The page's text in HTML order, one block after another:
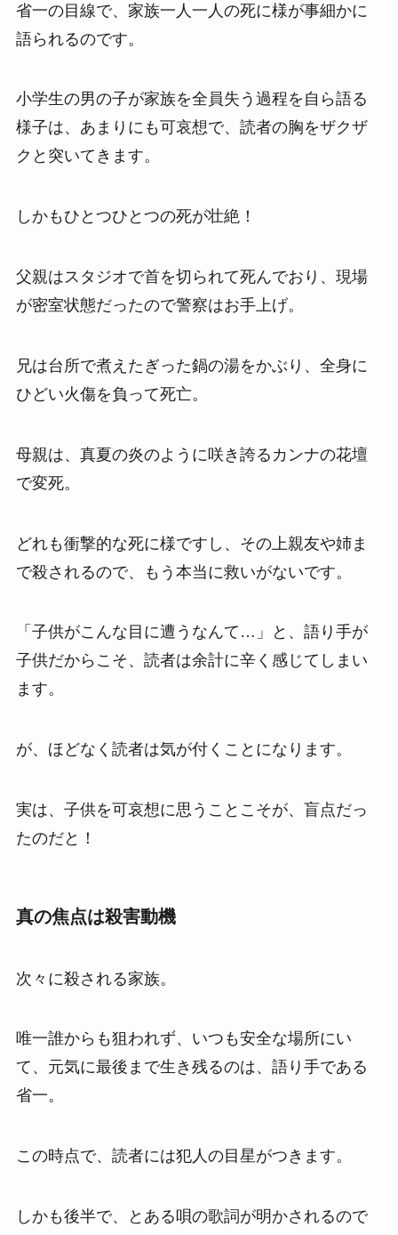
省一の目線で、家族一人一人の死に様が事細かに
語られるのです。
小学生の男の子が家族を全員失う過程を自ら語る
様子は、あまりにも可哀想で、読者の胸をザクザ
クと突いてきます。
しかもひとつひとつの死が壮絶！
父親はスタジオで首を切られて死んでおり、現場
が密室状態だったので警察はお手上げ。
兄は台所で煮えたぎった鍋の湯をかぶり、全身に
ひどい火傷を負って死亡。
母親は、真夏の炎のように咲き誇るカンナの花壇
で変死。
どれも衝撃的な死に様ですし、その上親友や姉ま
で殺されるので、もう本当に救いがないです。
「子供がこんな目に遭うなんて…」と、語り手が
子供だからこそ、読者は余計に辛く感じてしまい
ます。
が、ほどなく読者は気が付くことになります。
実は、子供を可哀想に思うことこそが、盲点だっ
たのだと！
真の焦点は殺害動機
次々に殺される家族。
唯一誰からも狙われず、いつも安全な場所にい
て、元気に最後まで生き残るのは、語り手である
省一。
この時点で、読者には犯人の目星がつきます。
しかも後半で、とある唄の歌詞が明かされるので